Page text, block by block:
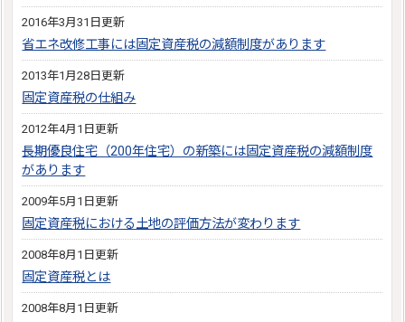
2016年3月31日更新
省エネ改修工事には固定資産税の減額制度があります
2013年1月28日更新
固定資産税の仕組み
2012年4月1日更新
長期優良住宅（200年住宅）の新築には固定資産税の減額制度
があります
2009年5月1日更新
固定資産税における土地の評価方法が変わります
2008年8月1日更新
固定資産税とは
2008年8月1日更新